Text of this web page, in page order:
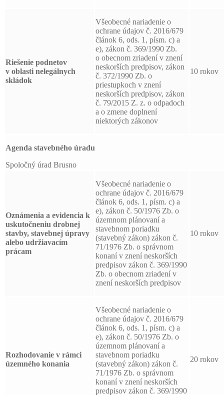
Riešenie podnetov
v oblasti nelegálnych
skládok
Všeobecné nariadenie o
ochrane údajov č. 2016/679
článok 6, ods. 1, písm. c) a
e), zákon č. 369/1990 Zb.
o obecnom zriadení v znení
neskorších predpisov, zákon
č. 372/1990 Zb. o
priestupkoch v znení
neskorších predpisov, zákon
č. 79/2015 Z. z. o odpadoch
a o zmene doplnení
niektorých zákonov
10 rokov
Agenda stavebného úradu
Spoločný úrad Brusno
Oznámenia a evidencia k
uskutočneniu drobnej
stavby, stavebnej úpravy
alebo udržiavacím
prácam
Všeobecné nariadenie o
ochrane údajov č. 2016/679
článok 6, ods. 1, písm. c) a
e), zákon č. 50/1976 Zb. o
územnom plánovaní a
stavebnom poriadku
(stavebný zákon) zákon č.
71/1976 Zb. o správnom
konaní v znení neskorších
predpisov zákon č. 369/1990
Zb. o obecnom zriadení v
znení neskorších predpisov
10 rokov
Rozhodovanie v rámci
územného konania
Všeobecné nariadenie o
ochrane údajov č. 2016/679
článok 6, ods. 1, písm. c) a
e), zákon č. 50/1976 Zb. o
územnom plánovaní a
stavebnom poriadku
(stavebný zákon) zákon č.
71/1976 Zb. o správnom
konaní v znení neskorších
predpisov zákon č. 369/1990
20 rokov